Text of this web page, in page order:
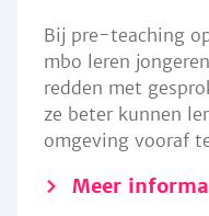
Bij pre-teaching
mbo leren
redden met
ze beter kunnen
omgeving vooraf
Meer